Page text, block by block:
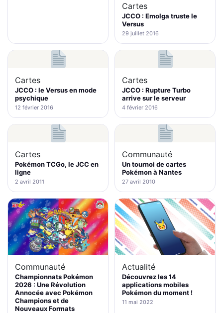
Cartes
JCCO : Emolga truste le
Versus
29 juillet 2016
Cartes
JCCO : le Versus en mode
psychique
12 février 2016
Cartes
JCCO : Rupture Turbo
arrive sur le serveur
4 février 2016
Cartes
Pokémon TCGo, le JCC en
ligne
2 avril 2011
Communauté
Un tournoi de cartes
Pokémon à Nantes
27 avril 2010
Communauté
Championnats Pokémon
2026 : Une Révolution
Annocée avec Pokémon
Champions et de
Nouveaux Formats
Actualité
Découvrez les 14
applications mobiles
Pokémon du moment !
11 mai 2022